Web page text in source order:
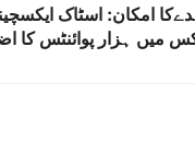
امکان: اسٹاک